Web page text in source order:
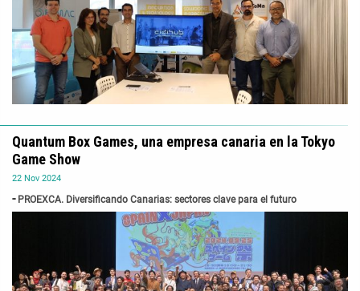
22 Nov 2024
PROEXCA. Diversificando Canarias: sectores clave para el futuro
Quantum Box Games, una empresa canaria en la Tokyo
Game Show